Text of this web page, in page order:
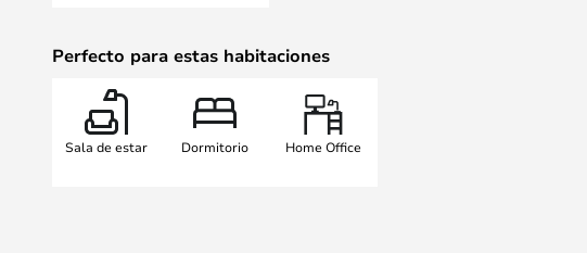
Perfecto para estas habitaciones
Sala de estar Dormitorio Home Office